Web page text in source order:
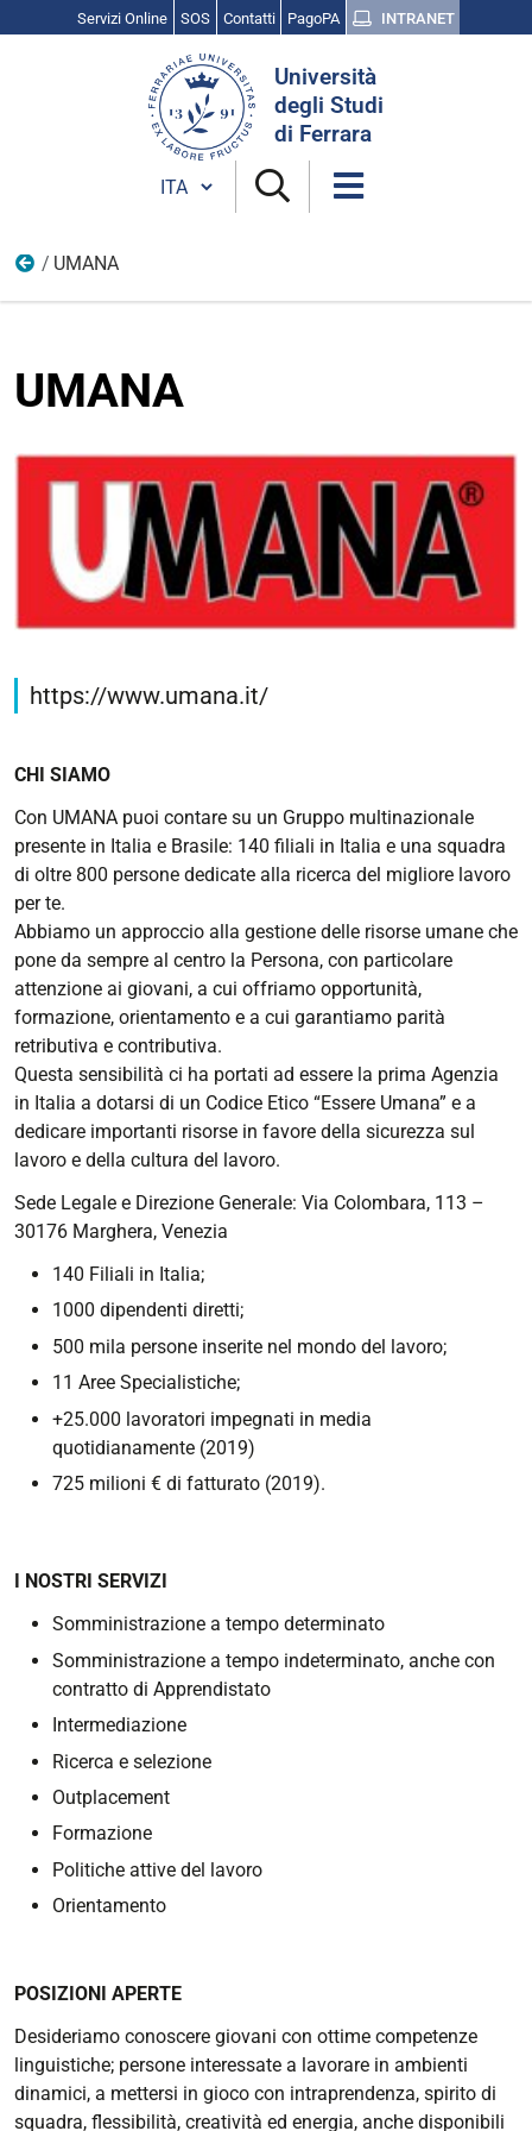
Servizi Online SOS Contatti PagoPA INTRANET
Università
degli Studi
di Ferrara
Cambia lingua
Aziende
UMANA
UMANA
https://www.umana.it/
CHI SIAMO
Con UMANA puoi contare su un Gruppo multinazionale
presente in Italia e Brasile: 140 filiali in Italia e una squadra
di oltre 800 persone dedicate alla ricerca del migliore lavoro
per te.
Abbiamo un approccio alla gestione delle risorse umane che
pone da sempre al centro la Persona, con particolare
attenzione ai giovani, a cui offriamo opportunità,
formazione, orientamento e a cui garantiamo parità
retributiva e contributiva.
Questa sensibilità ci ha portati ad essere la prima Agenzia
in Italia a dotarsi di un Codice Etico “Essere Umana” e a
dedicare importanti risorse in favore della sicurezza sul
lavoro e della cultura del lavoro.
Sede Legale e Direzione Generale: Via Colombara, 113 –
30176 Marghera, Venezia
140 Filiali in Italia;
1000 dipendenti diretti;
500 mila persone inserite nel mondo del lavoro;
11 Aree Specialistiche;
+25.000 lavoratori impegnati in media
quotidianamente (2019)
725 milioni € di fatturato (2019).
I NOSTRI SERVIZI
Somministrazione a tempo determinato
Somministrazione a tempo indeterminato, anche con
contratto di Apprendistato
Intermediazione
Ricerca e selezione
Outplacement
Formazione
Politiche attive del lavoro
Orientamento
POSIZIONI APERTE
Desideriamo conoscere giovani con ottime competenze
linguistiche; persone interessate a lavorare in ambienti
dinamici, a mettersi in gioco con intraprendenza, spirito di
squadra, flessibilità, creatività ed energia, anche disponibili